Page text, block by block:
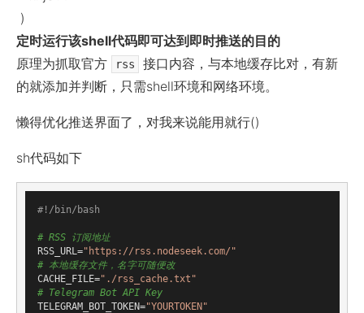
)
定时运行该shell代码即可达到即时推送的目的
原理为抓取官方
rss
接口内容，与本地缓存比对，有新
的就添加并判断，只需shell环境和网络环境。
懒得优化推送界面了，对我来说能用就行()
sh代码如下
# RSS 订阅地址
RSS_URL="https://rss.nodeseek.com/"
# 本地缓存文件，名字可随便改
CACHE_FILE="./rss_cache.txt"
# Telegram Bot API Key
TELEGRAM_BOT_TOKEN="YOURTOKEN"